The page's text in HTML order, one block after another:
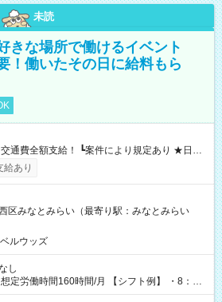
未読
きな場所で働けるイベント
！働いたその日に給料もら
り） ┗働いたその日に現金GET♪ お仕事後はコ
分を引き落とせます！ 【試用期間】試
給あり
区みなとみらい（最寄り駅：みなとみらい
ルウッズ
し
間160時間/月 【シフト例】 ・8：00